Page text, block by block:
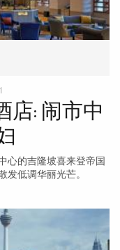
店: 闹市中
心的吉隆坡喜来登帝国
低调华丽光芒。